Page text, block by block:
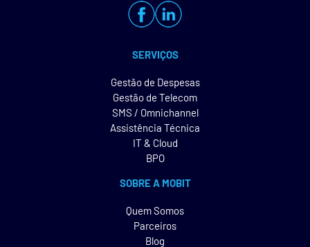
SERVIÇOS
Gestão de Despesas
Gestão de Telecom
SMS / Omnichannel
Assistência Técnica
IT & Cloud
BPO
SOBRE A MOBIT
Quem Somos
Parceiros
Blog